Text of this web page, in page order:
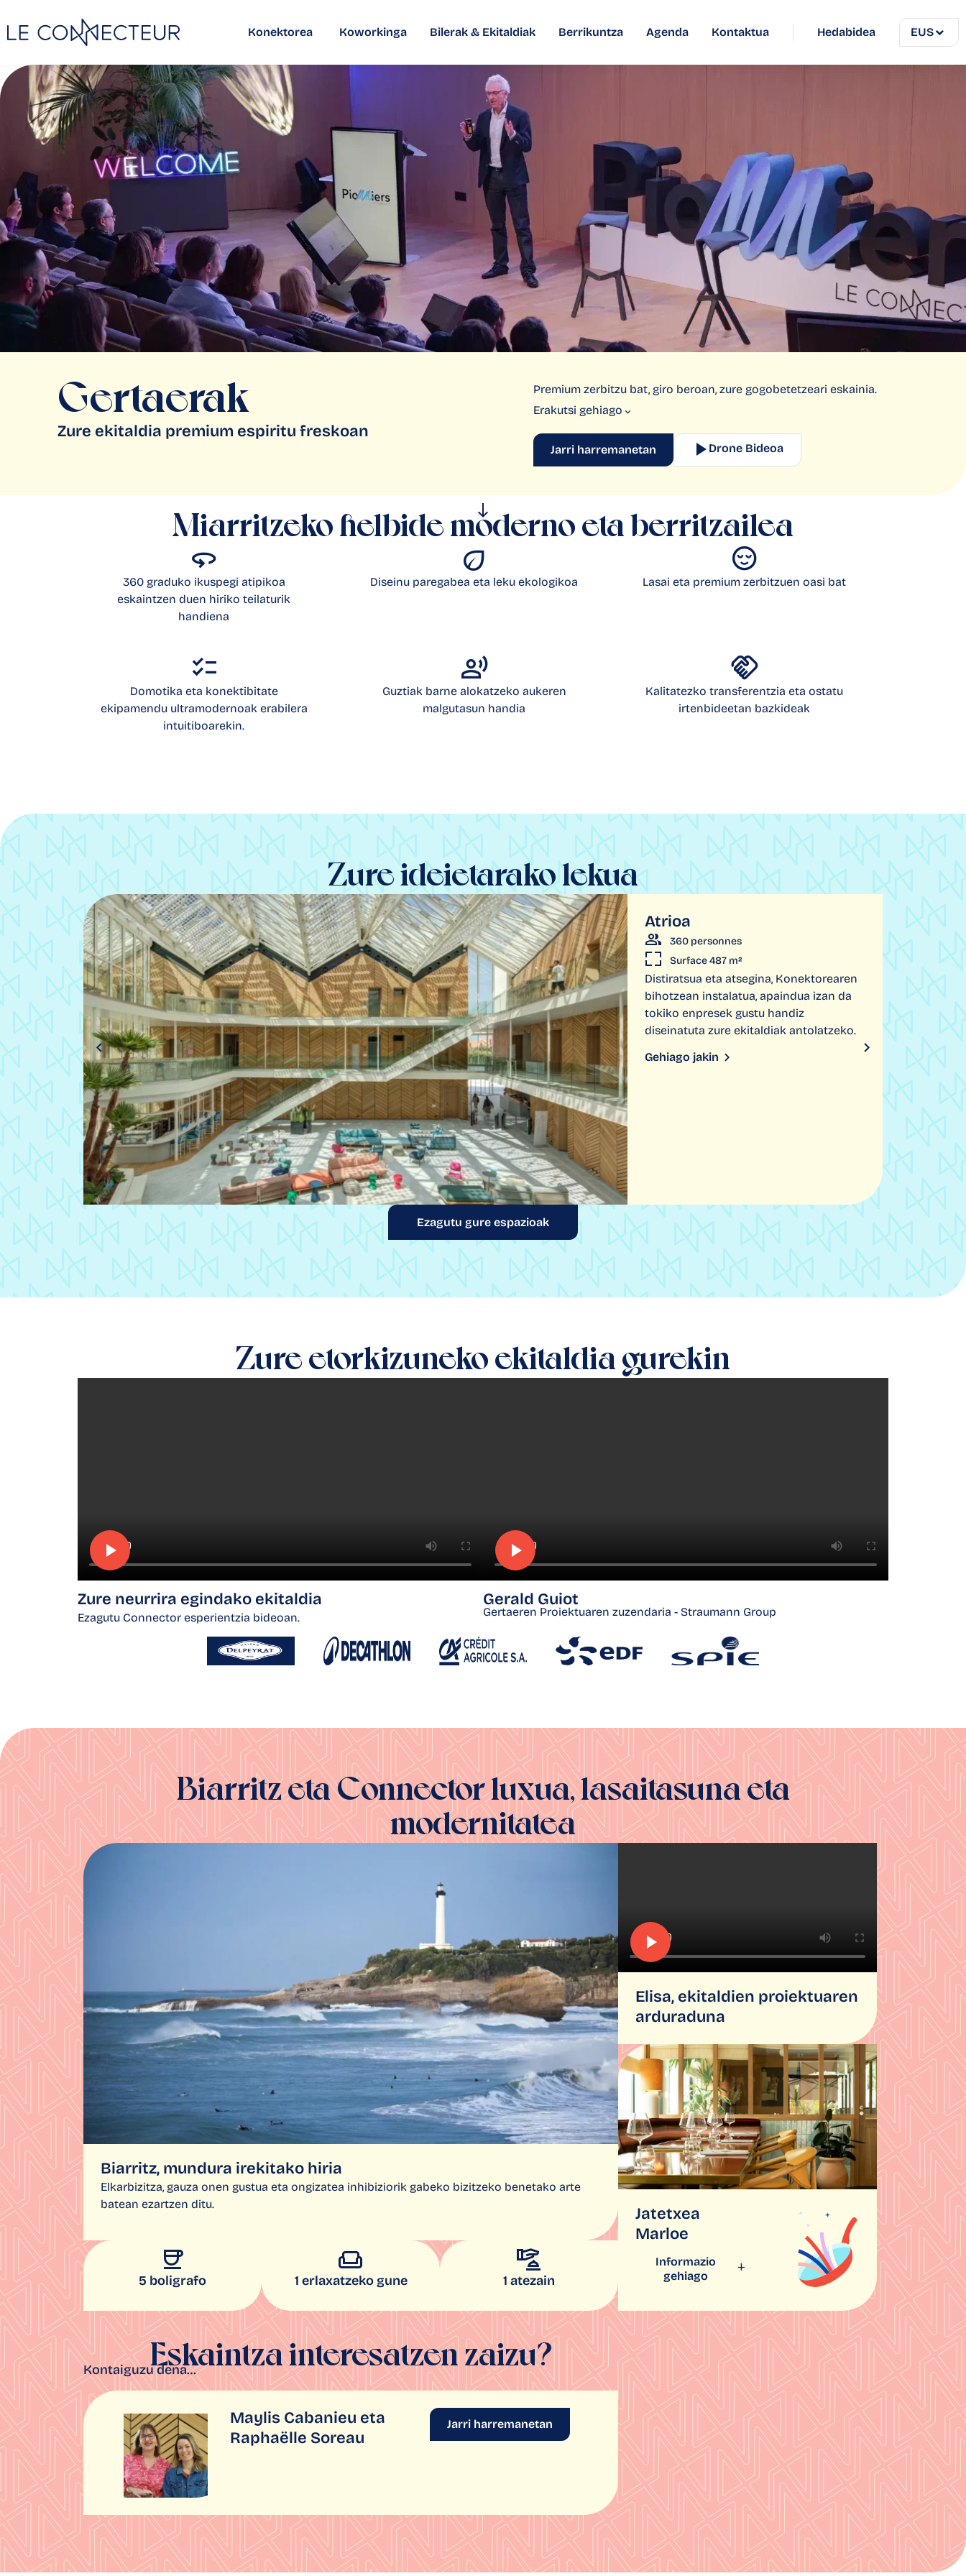
Konektorea Koworkinga Bilerak & Ekitaldiak Berrikuntza Agenda Kontaktua Hedabidea EUS
Gertaerak
Zure ekitaldia premium espiritu freskoan
Premium zerbitzu bat, giro beroan, zure gogobetetzeari eskainia.
Erakutsi gehiago
Jarri harremanetan Drone Bideoa
Miarritzeko helbide moderno eta berritzailea
360 graduko ikuspegi atipikoa
eskaintzen duen hiriko teilaturik
handiena
Diseinu paregabea eta leku ekologikoa Lasai eta premium zerbitzuen oasi bat
Domotika eta konektibitate
ekipamendu ultramodernoak erabilera
intuitiboarekin.
Guztiak barne alokatzeko aukeren
malgutasun handia
Kalitatezko transferentzia eta ostatu
irtenbideetan bazkideak
Zure ideietarakolekua
Atrioa
360 personnes
Surface 487 m²
Distiratsua eta atsegina, Konektorearen
bihotzean instalatua, apaindua izan da
tokiko enpresek gustu handiz
diseinatuta zure ekitaldiak antolatzeko.
Gehiago jakin
Ezagutu gure espazioak
Zure etorkizuneko ekitaldia gurekin
Zure neurrira egindako ekitaldia
Ezagutu Connector esperientzia bideoan.
Gerald Guiot
Gertaeren Proiektuaren zuzendaria - Straumann Group
Biarritz eta Connectorluxua, lasaitasuna eta
modernitatea
Biarritz, mundura irekitako hiria
Elkarbizitza, gauza onen gustua eta ongizatea inhibiziorik gabeko bizitzeko benetako arte
batean ezartzen ditu.
5 boligrafo 1 erlaxatzeko gune 1 atezain
Elisa, ekitaldien proiektuaren
arduraduna
Jatetxea
Marloe
Informazio
gehiago
Eskaintza interesatzen zaizu?
Kontaiguzu dena…
Maylis Cabanieu eta
Raphaëlle Soreau
Jarri harremanetan